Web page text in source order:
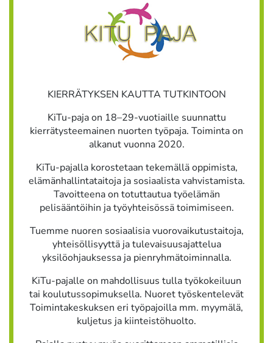
KIERRÄTYKSEN KAUTTA TUTKINTOON
KiTu-paja on 18–29-vuotiaille suunnattu
kierrätysteemainen nuorten työpaja. Toiminta on
alkanut vuonna 2020.
KiTu-pajalla korostetaan tekemällä oppimista,
elämänhallintataitoja ja sosiaalista vahvistamista.
Tavoitteena on totuttautua työelämän
pelisääntöihin ja työyhteisössä toimimiseen.
Tuemme nuoren sosiaalisia vuorovaikutustaitoja,
yhteisöllisyyttä ja tulevaisuusajattelua
yksilöohjauksessa ja pienryhmätoiminnalla.
KiTu-pajalle on mahdollisuus tulla työkokeiluun
tai koulutussopimuksella. Nuoret työskentelevät
Toimintakeskuksen eri työpajoilla mm. myymälä,
kuljetus ja kiinteistöhuolto.